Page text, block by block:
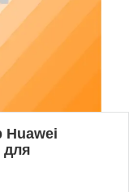
Huawei
для